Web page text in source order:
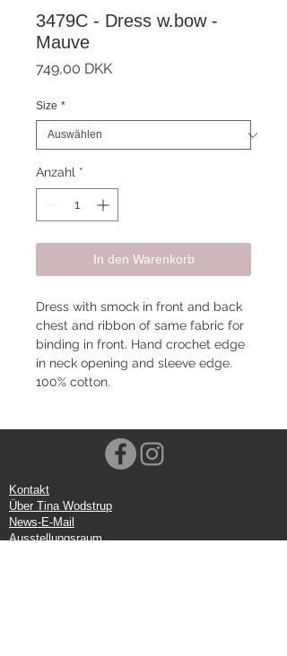
3479C - Dress w.bow -
Mauve
749,00 DKKPreis
Size *
Anzahl *
In den Warenkorb
Dress with smock in front and back
chest and ribbon of same fabric for
binding in front. Hand crochet edge
in neck opening and sleeve edge.
100% cotton.
Kontakt
Über Tina Wodstrup
News-E-Mail
Ausstellungsraum